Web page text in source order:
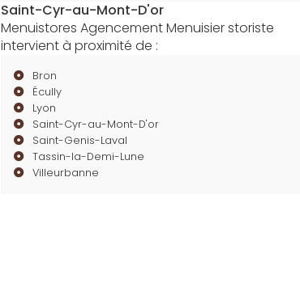
Saint-Cyr-au-Mont-D'or
Menuistores Agencement Menuisier storiste
intervient à proximité de :
Bron
Écully
Lyon
Saint-Cyr-au-Mont-D'or
Saint-Genis-Laval
Tassin-la-Demi-Lune
Villeurbanne